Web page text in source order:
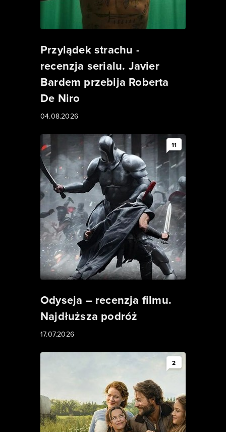
Przylądek strachu -
recenzja serialu. Javier
Bardem przebija Roberta
De Niro
04.08.2026
11
Odyseja – recenzja filmu.
Najdłuższa podróż
17.07.2026
2